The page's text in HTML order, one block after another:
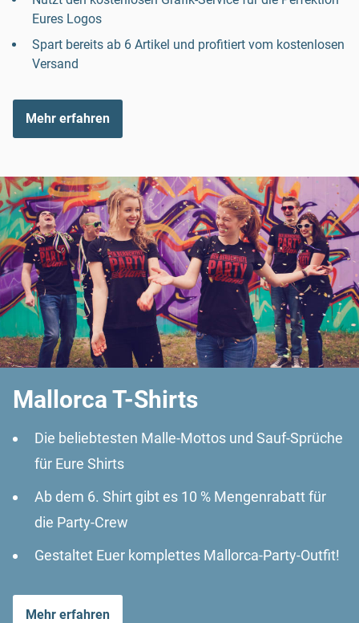
Eures Logos
Spart bereits ab 6 Artikel und profitiert vom kostenlosen
Versand
Mehr erfahren
Mallorca T-Shirts
Die beliebtesten Malle-Mottos und Sauf-Sprüche
für Eure Shirts
Ab dem 6. Shirt gibt es 10 % Mengenrabatt für
die Party-Crew
Gestaltet Euer komplettes Mallorca-Party-Outfit!
Mehr erfahren